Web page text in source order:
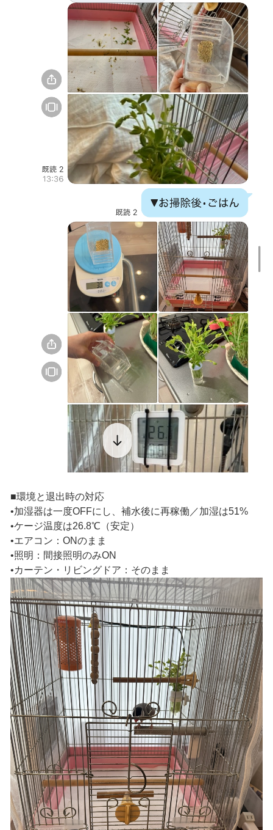
■環境と退出時の対応
•加湿器は一度OFFにし、補水後に再稼働／加湿は51%
•ケージ温度は26.8℃（安定）
•エアコン：ONのまま
•照明：間接照明のみON
•カーテン・リビングドア：そのまま